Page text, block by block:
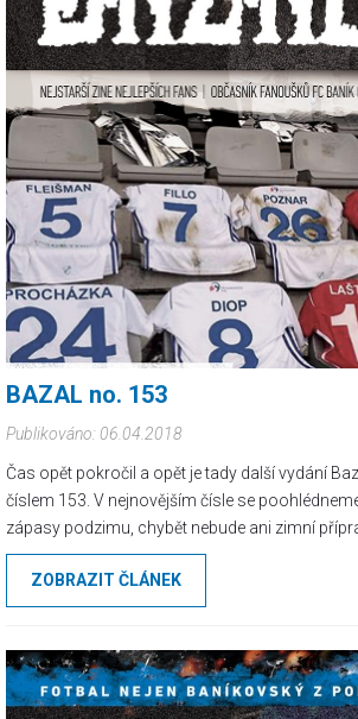
BAZAL no. 153
Publikováno: 06.04.2018
Čas opět pokročil a opět je tady další vydání
číslem 153. V nejnovějším čísle se
zápasy podzimu, chybět nebude ani zimní
hlavně Chuligani z Bazalů ...
ZOBRAZIT ČLÁNEK